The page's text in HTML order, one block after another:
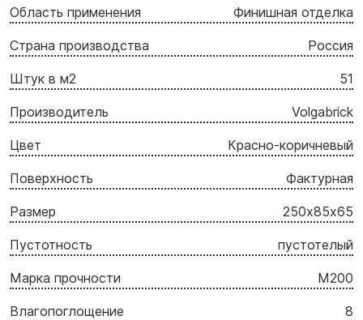
Область применения Финишная отделка
Страна производства Россия
Штук в м2 51
Производитель Volgabrick
Цвет Красно-коричневый
Поверхность Фактурная
Размер 250х85х65
Пустотность пустотелый
Марка прочности M200
Влагопоглощение 8